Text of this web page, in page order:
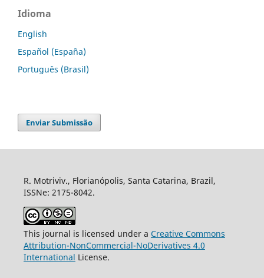
Idioma
English
Español (España)
Português (Brasil)
Enviar Submissão
R. Motriviv., Florianópolis, Santa Catarina, Brazil,
ISSNe: 2175-8042.
This journal is licensed under a Creative Commons
Attribution-NonCommercial-NoDerivatives 4.0
International License.